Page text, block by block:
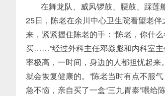
在舞龙队、威风锣鼓、腰鼓、踩莲
25日，陈老在余川中心卫生院看望老
来，紧紧握住陈老的手：“陈老，你什
买……”经过外科主任邓焱彪和内科室
率极高，一时间，身边的人都担忧起来
就会恢复健康的。”陈老当时有点不服
急不恼，亲自买了一盒“三九胃泰”喂给